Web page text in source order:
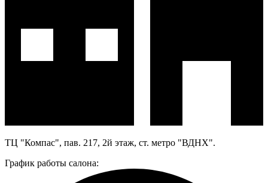
ТЦ "Компас", пав. 217, 2й этаж, ст. метро "ВДНХ".
График работы салона: